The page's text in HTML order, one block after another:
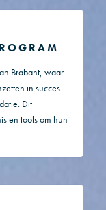
Brabant, waar
in succes.
Dit
en tools om hun